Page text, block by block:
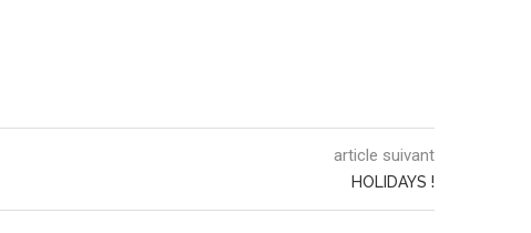
article suivant
HOLIDAYS !